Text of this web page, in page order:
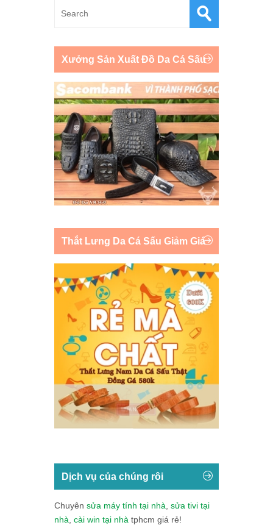
Xưởng Sản Xuất Đồ Da Cá Sấu
Thắt Lưng Da Cá Sấu Giảm Giá
Dịch vụ của chúng rôi
Chuyên sửa máy tính tại nhà sửa tivi tại
nhà cài win tại nhà tphcm giá rẻ!